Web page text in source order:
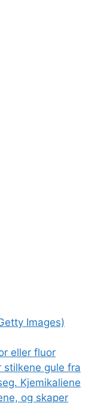
Images)
eller fluor
gule fra
Kjemikaliene
og skaper